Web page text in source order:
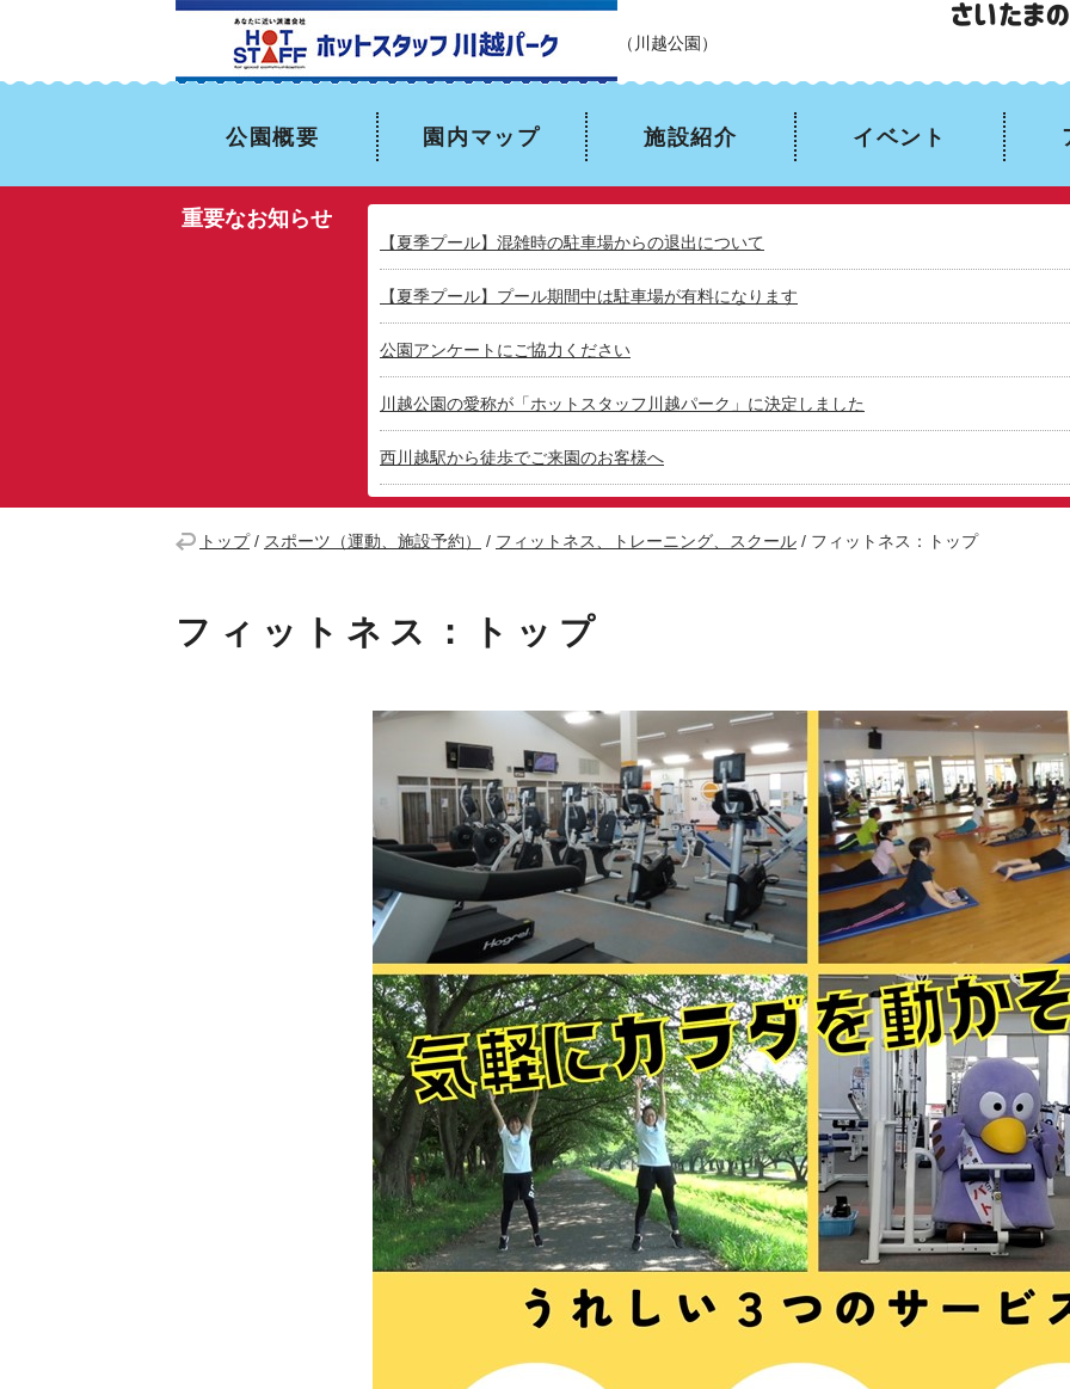
（川越公園）
公園概要 園内マップ 施設紹介 イベント
重要なお知らせ
【夏季プール】混雑時の駐車場からの退出について
【夏季プール】プール期間中は駐車場が有料になります
公園アンケートにご協力ください
川越公園の愛称が「ホットスタッフ川越パーク」に決定しました
西川越駅から徒歩でご来園のお客様へ
トップ/ スポーツ（運動、施設予約） / フィットネス、トレーニング、スクール / フィットネス：トップ
フィットネス：トップ